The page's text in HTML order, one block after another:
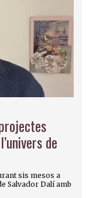
de
sis mesos a
Salvador Dalí amb